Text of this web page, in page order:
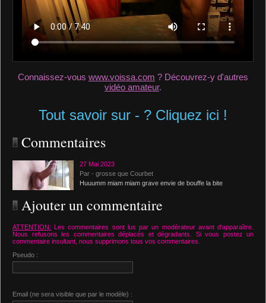
Connaissez-vous www.voissa.com ? Découvrez-y d'autres
vidéo amateur.
Tout savoir sur - ? Cliquez ici !
Commentaires
27 Mai 2023
Par - grosse que Courbet
Huuumm miam miam grave envie de bouffe la bite
Ajouter un commentaire
ATTENTION: Les commentaires sont lus par un modérateur avant d'apparaître.
Nous refusons les commentaires déplacés et dégradants. Si vous postez un
commentaire insultant, nous supprimons tous vos commentaires.
Pseudo :
Email (ne sera visible que par le modèle) :